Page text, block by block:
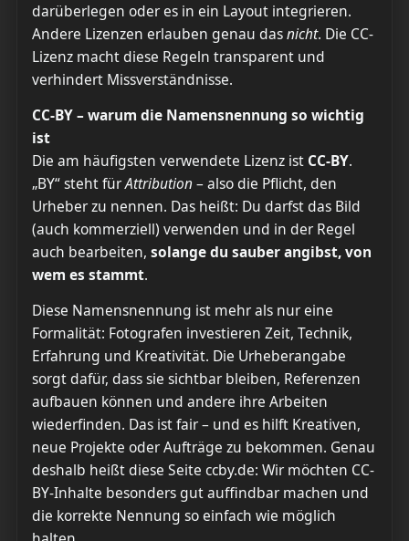
darüberlegen oder es in ein Layout integrieren.
Andere Lizenzen erlauben genau dasnicht. Die CC-
Lizenz macht diese Regeln transparent und
verhindert Missverständnisse.
CC-BY – warum die Namensnennung so wichtig
ist
Die am häufigsten verwendete Lizenz ist CC-BY.
„BY“ steht fürAttribution– also die Pflicht, den
Urheber zu nennen. Das heißt: Du darfst das Bild
(auch kommerziell) verwenden und in der Regel
auch bearbeiten, solange du sauber angibst, von
wem es stammt.
Diese Namensnennung ist mehr als nur eine
Formalität: Fotografen investieren Zeit, Technik,
Erfahrung und Kreativität. Die Urheberangabe
sorgt dafür, dass sie sichtbar bleiben, Referenzen
aufbauen können und andere ihre Arbeiten
wiederfinden. Das ist fair – und es hilft Kreativen,
neue Projekte oder Aufträge zu bekommen. Genau
deshalb heißt diese Seite ccby.de: Wir möchten CC-
BY-Inhalte besonders gut auffindbar machen und
die korrekte Nennung so einfach wie möglich